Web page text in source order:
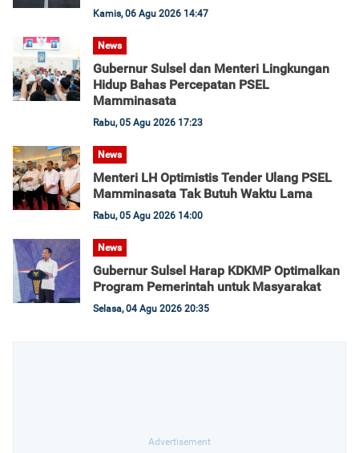
Kamis, 06 Agu 2026 14:47
News
Gubernur Sulsel dan Menteri Lingkungan
Hidup Bahas Percepatan PSEL
Mamminasata
Rabu, 05 Agu 2026 17:23
News
Menteri LH Optimistis Tender Ulang PSEL
Mamminasata Tak Butuh Waktu Lama
Rabu, 05 Agu 2026 14:00
News
Gubernur Sulsel Harap KDKMP Optimalkan
Program Pemerintah untuk Masyarakat
Selasa, 04 Agu 2026 20:35